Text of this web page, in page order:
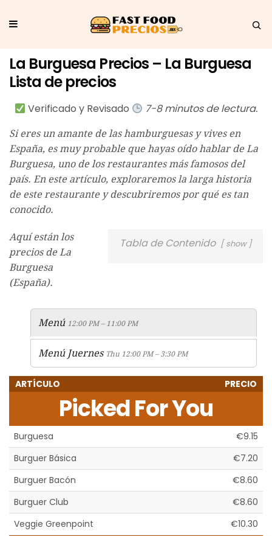
La Burguesa Precios – La Burguesa
Lista de precios
Verificado y Revisado 7-8 minutos de lectura.
Si eres un amante de las hamburguesas y vives en
España, es muy probable que hayas oído hablar de La
Burguesa, uno de los restaurantes más famosos del
país. En este artículo, exploraremos la larga historia
de este restaurante y descubriremos por qué es tan
conocido.
Tabla de Contenido show
Aquí están los
precios de La
Burguesa
(España).
Menú 12:00 PM – 11:00 PM
Menú Juernes Thu 12:00 PM – 3:30 PM
ARTÍCULO PRECIO
Picked For You
Burguesa
€9.15
Burguer Básica
€7.20
Burguer Bacón
€8.60
Burguer Club
€8.60
Veggie Greenpoint
€10.30